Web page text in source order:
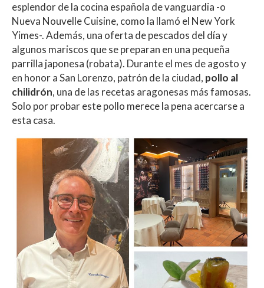
esplendor de la cocina española de vanguardia -o
Nueva Nouvelle Cuisine, como la llamó el New York
Yimes-. Además, una oferta de pescados del día y
algunos mariscos que se preparan en una pequeña
parrilla japonesa (robata). Durante el mes de agosto y
en honor a San Lorenzo, patrón de la ciudad, pollo al
chilidrón, una de las recetas aragonesas más famosas.
Solo por probar este pollo merece la pena acercarse a
esta casa.